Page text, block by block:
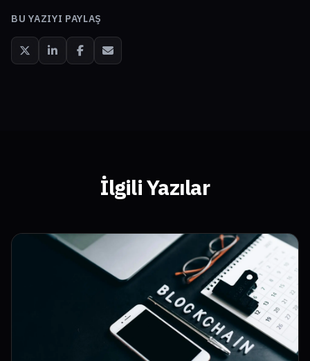
BU YAZIYI PAYLAŞ
İlgili Yazılar